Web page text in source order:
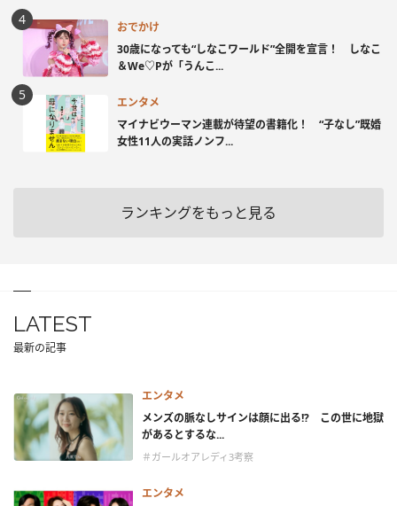
おでかけ
30歳になっても“しなこワールド”全開を宣言！ しなこ
＆We♡Pが「うんこ...
エンタメ
マイナビウーマン連載が待望の書籍化！ “子なし”既婚
女性11人の実話ノンフ...
ランキングをもっと見る
LATEST
最新の記事
エンタメ
メンズの脈なしサインは顔に出る!? この世に地獄
があるとするな...
＃ガールオアレディ3考察
エンタメ